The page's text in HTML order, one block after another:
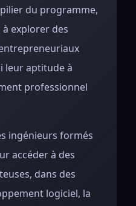
du programme,
explorer des
leur aptitude à
professionnel
ingénieurs formés
accéder à des
dans des
logiciel, la